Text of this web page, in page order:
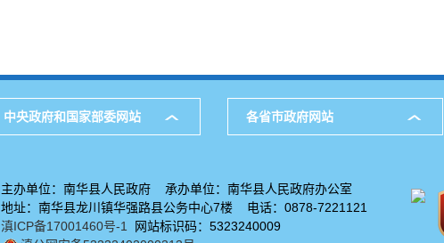
中央政府和国家部委网站 各省市政府网站
主办单位：南华县人民政府 承办单位：南华县人民政府办公室
地址：南华县龙川镇华强路县公务中心7楼 电话：0878-7221121
滇ICP备17001460号-1
网站标识码：5323240009